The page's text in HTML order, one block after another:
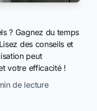
? Gagnez du temps
des conseils et
peut
votre efficacité !
de lecture